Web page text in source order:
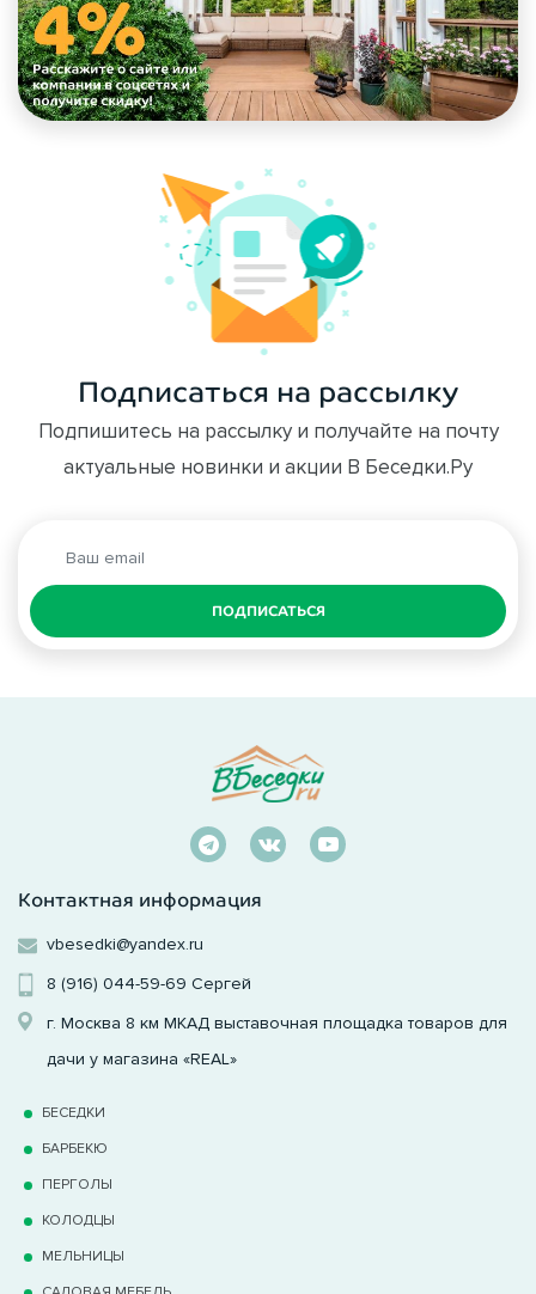
Подписаться на рассылку
Подпишитесь на рассылку и получайте на почту
актуальные новинки и акции В Беседки.Ру
ПОДПИСАТЬСЯ
Контактная информация
vbesedki@yandex.ru
8 (916) 044-59-69 Сергей
г. Москва 8 км МКАД выставочная площадка товаров для
дачи у магазина «REAL»
БЕСЕДКИ
БАРБЕКЮ
ПЕРГОЛЫ
КОЛОДЦЫ
МЕЛЬНИЦЫ